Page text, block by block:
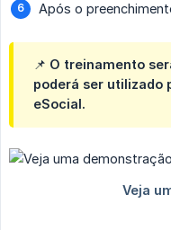
Após o
📌 O treinamento
poderá ser utilizado
eSocial.